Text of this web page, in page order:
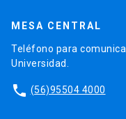
MESA CENTRAL
Teléfono para
Universidad.
phone (56)95504 4000